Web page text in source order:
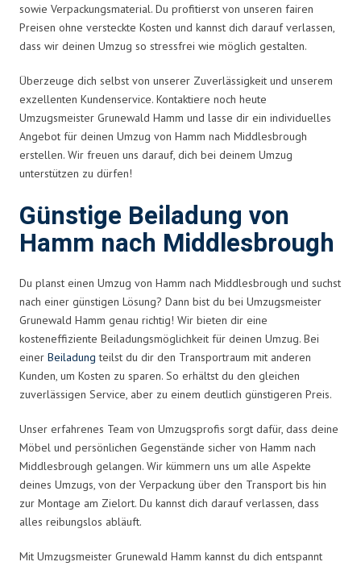
sowie Verpackungsmaterial. Du profitierst von unseren fairen
Preisen ohne versteckte Kosten und kannst dich darauf verlassen,
dass wir deinen Umzug so stressfrei wie möglich gestalten.
Überzeuge dich selbst von unserer Zuverlässigkeit und unserem
exzellenten Kundenservice. Kontaktiere noch heute
Umzugsmeister Grunewald Hamm und lasse dir ein individuelles
Angebot für deinen Umzug von Hamm nach Middlesbrough
erstellen. Wir freuen uns darauf, dich bei deinem Umzug
unterstützen zu dürfen!
Günstige Beiladung von
Hamm nach Middlesbrough
Du planst einen Umzug von Hamm nach Middlesbrough und suchst
nach einer günstigen Lösung? Dann bist du bei Umzugsmeister
Grunewald Hamm genau richtig! Wir bieten dir eine
kosteneffiziente Beiladungsmöglichkeit für deinen Umzug. Bei
einer Beiladung teilst du dir den Transportraum mit anderen
Kunden, um Kosten zu sparen. So erhältst du den gleichen
zuverlässigen Service, aber zu einem deutlich günstigeren Preis.
Unser erfahrenes Team von Umzugsprofis sorgt dafür, dass deine
Möbel und persönlichen Gegenstände sicher von Hamm nach
Middlesbrough gelangen. Wir kümmern uns um alle Aspekte
deines Umzugs, von der Verpackung über den Transport bis hin
zur Montage am Zielort. Du kannst dich darauf verlassen, dass
alles reibungslos abläuft.
Mit Umzugsmeister Grunewald Hamm kannst du dich entspannt